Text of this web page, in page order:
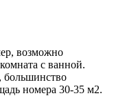
возможно
с ванной.
большинство
номера 30-35 м2.